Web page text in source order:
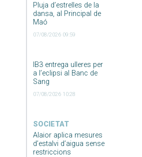
Pluja d’estrelles de la
dansa, al Principal de
Maó
07/08/2026 09:59
IB3 entrega ulleres per
a l’eclipsi al Banc de
Sang
07/08/2026 10:28
SOCIETAT
Alaior aplica mesures
d’estalvi d’aigua sense
restriccions